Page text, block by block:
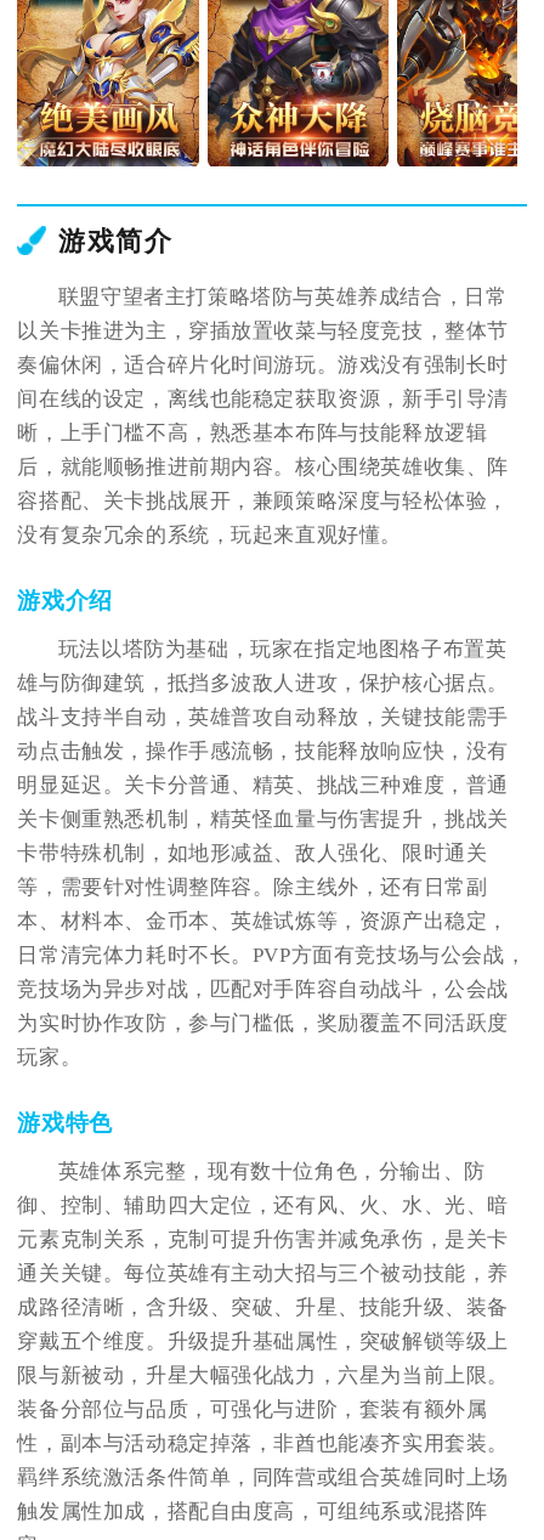
游戏简介
联盟守望者主打策略塔防与英雄养成结合，日常
以关卡推进为主，穿插放置收菜与轻度竞技，整体节
奏偏休闲，适合碎片化时间游玩。游戏没有强制长时
间在线的设定，离线也能稳定获取资源，新手引导清
晰，上手门槛不高，熟悉基本布阵与技能释放逻辑
后，就能顺畅推进前期内容。核心围绕英雄收集、阵
容搭配、关卡挑战展开，兼顾策略深度与轻松体验，
没有复杂冗余的系统，玩起来直观好懂。
游戏介绍
玩法以塔防为基础，玩家在指定地图格子布置英
雄与防御建筑，抵挡多波敌人进攻，保护核心据点。
战斗支持半自动，英雄普攻自动释放，关键技能需手
动点击触发，操作手感流畅，技能释放响应快，没有
明显延迟。关卡分普通、精英、挑战三种难度，普通
关卡侧重熟悉机制，精英怪血量与伤害提升，挑战关
卡带特殊机制，如地形减益、敌人强化、限时通关
等，需要针对性调整阵容。除主线外，还有日常副
本、材料本、金币本、英雄试炼等，资源产出稳定，
日常清完体力耗时不长。PVP方面有竞技场与公会战，
竞技场为异步对战，匹配对手阵容自动战斗，公会战
为实时协作攻防，参与门槛低，奖励覆盖不同活跃度
玩家。
游戏特色
英雄体系完整，现有数十位角色，分输出、防
御、控制、辅助四大定位，还有风、火、水、光、暗
元素克制关系，克制可提升伤害并减免承伤，是关卡
通关关键。每位英雄有主动大招与三个被动技能，养
成路径清晰，含升级、突破、升星、技能升级、装备
穿戴五个维度。升级提升基础属性，突破解锁等级上
限与新被动，升星大幅强化战力，六星为当前上限。
装备分部位与品质，可强化与进阶，套装有额外属
性，副本与活动稳定掉落，非酋也能凑齐实用套装。
羁绊系统激活条件简单，同阵营或组合英雄同时上场
触发属性加成，搭配自由度高，可组纯系或混搭阵